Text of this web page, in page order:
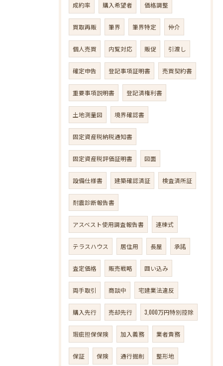
成約率 購入希望者 価格調整
買取再販 筆界 筆界特定 仲介
個人売買 内覧対応 販促 引渡し
確定申告 登記事項証明書 売買契約書
重要事項説明書 登記済権利書
土地測量図 境界確認書
固定資産税納税通知書
固定資産税評価証明書 図面
設備仕様書 建築確認済証 検査済所証
耐震診断報告書
アスベスト使用調査報告書 連棟式
テラスハウス 居住用 長屋 承諾
査定価格 販売戦略 囲い込み
両手取引 商談中 宅建業法違反
購入先行 売却先行 3,000万円特別控除
瑕疵担保保険 加入義務 業者責務
保証 保険 通行掘削 整形地